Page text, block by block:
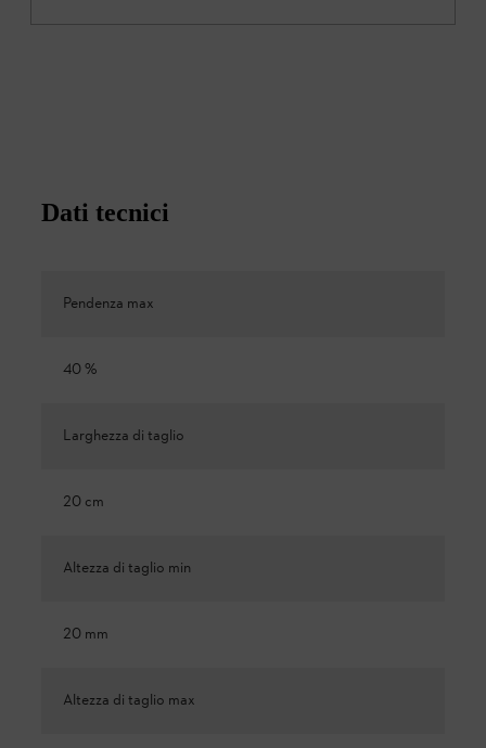
Dati tecnici
Pendenza max
40 %
Larghezza di taglio
20 cm
Altezza di taglio min
20 mm
Altezza di taglio max